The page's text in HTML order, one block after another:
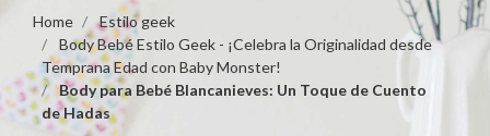
Home
Estilo geek
Body Bebé Estilo Geek - ¡Celebra la Originalidad desde
Temprana Edad con Baby Monster!
Body para Bebé Blancanieves: Un Toque de Cuento
de Hadas